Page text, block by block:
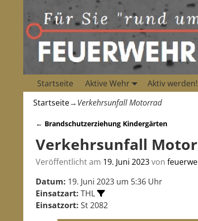
Startseite Aktive Wehr Aktiv werden!
Startseite→Verkehrsunfall Motorrad
← Brandschutzerziehung Kindergärten
Verkehrsunfall
Veröffentlicht am 19. Juni 2023von
Datum: 19. Juni 2023 um 5:36 Uhr
Einsatzart: THL
Einsatzort: St 2082